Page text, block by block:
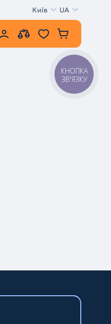
Київ UA
КНОПКА
ЗВ'ЯЗКУ